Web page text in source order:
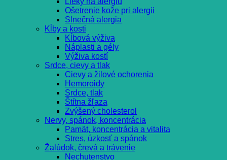
Ošetrenie kože pri alergii
Slnečná alergia
Kĺby a kosti
Kĺbová výživa
Náplasti a gély
Výživa kostí
Srdce, cievy a tlak
Cievy a žilové ochorenia
Hemoroidy
Srdce, tlak
Štítna žľaza
Zvýšený cholesterol
Nervy, spánok, koncentrácia
Pamät, koncentrácia a vitalita
Stres, úzkosť a spánok
Žalúdok, črevá a trávenie
Nechutenstvo